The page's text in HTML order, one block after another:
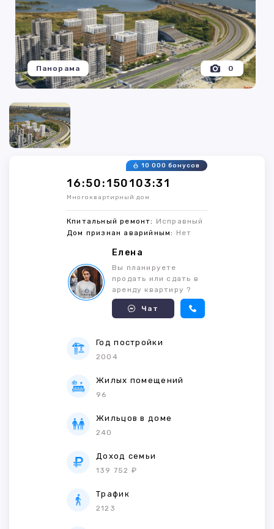
0
Панорама
16:50:150103:31
10 000 бонусов
Многоквартирный дом
Кпитальный ремонт: Исправный
Дом признан аварийным: Нет
Елена
Вы планируете
продать или сдать в
аренду квартиру ?
Чат
Год постройки
2004
Жилых помещений
96
Жильцов в доме
240
Доход семьи
139 752 ₽
Трафик
2123